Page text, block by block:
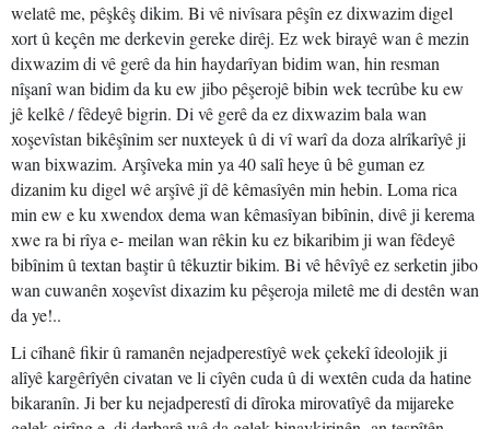
welatê me, pêşkêş dikim. Bi vê nivîsara pêşîn ez dixwazim digel
xort û keçên me derkevin gereke dirêj. Ez wek birayê wan ê mezin
dixwazim di vê gerê da hin haydarîyan bidim wan, hin resman
nîşanî wan bidim da ku ew jibo pêşerojê bibin wek tecrûbe ku ew
jê kelkê / fêdeyê bigrin. Di vê gerê da ez dixwazim bala wan
xoşevîstan bikêşînim ser nuxteyek û di vî warî da doza alrîkarîyê ji
wan bixwazim. Arşîveka min ya 40 salî heye û bê guman ez
dizanim ku digel wê arşîvê jî dê kêmasîyên min hebin. Loma rica
min ew e ku xwendox dema wan kêmasîyan bibînin, divê ji kerema
xwe ra bi rîya e- meilan wan rêkin ku ez bikaribim ji wan fêdeyê
bibînim û textan baştir û têkuztir bikim. Bi vê hêvîyê ez serketin jibo
wan cuwanên xoşevîst dixazim ku pêşeroja miletê me di destên wan
da ye!..
Li cîhanê fikir û ramanên nejadperestîyê wek çekekî îdeolojik ji
alîyê kargêrîyên civatan ve li cîyên cuda û di wextên cuda da hatine
bikaranîn. Ji ber ku nejadperestî di dîroka mirovatîyê da mijareke